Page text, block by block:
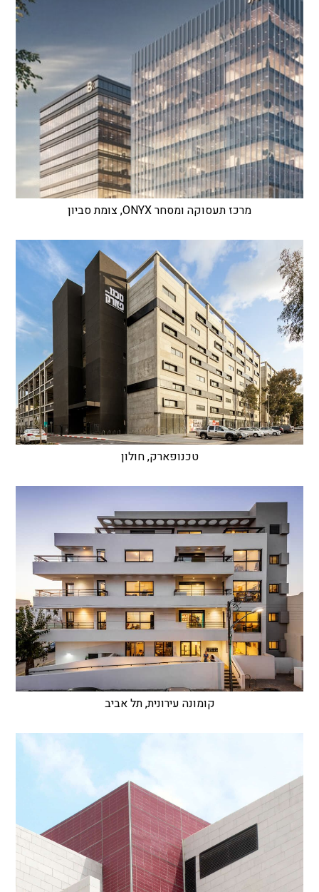
מרכז תעסוקה ומסחר ONYX, צומת סביון
טכנופארק, חולון
קומונה עירונית, תל אביב